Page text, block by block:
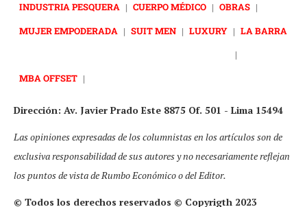
INDUSTRIA PESQUERA | CUERPO MÉDICO | OBRAS |
MUJER EMPODERADA | SUIT MEN | LUXURY | LA BARRA
|
MBA OFFSET |
Dirección: Av. Javier Prado Este 8875 Of. 501 - Lima 15494
Las opiniones expresadas de los columnistas en los artículos son de
exclusiva responsabilidad de sus autores y no necesariamente reflejan
los puntos de vista de Rumbo Económico o del Editor.
© Todos los derechos reservados © Copyrigth 2023